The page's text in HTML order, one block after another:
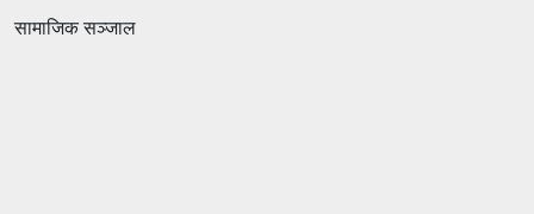
सामाजिक सञ्जाल